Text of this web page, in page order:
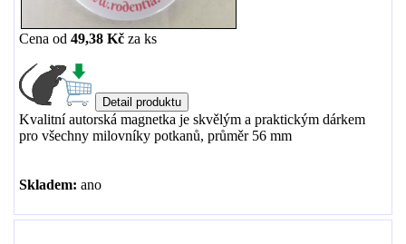
Cena od 49,38 Kč za ks
Kvalitní autorská magnetka je skvělým a praktickým dárkem
pro všechny milovníky potkanů, průměr 56 mm
Skladem: ano